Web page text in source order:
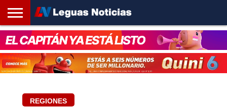
INICIO
SANTA
FE
ROSARIO24
REGIONES
ARGENTINA
OPINIÓN
CONTACTO
REGIONES